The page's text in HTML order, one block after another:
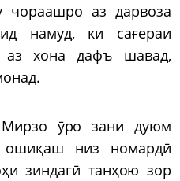
чораашро аз дарвоза
намуд, ки сағераи
аз хона дафъ шавад,
ӯро зани дуюм
ошиқаш низ номардӣ
зиндагӣ танҳою зор